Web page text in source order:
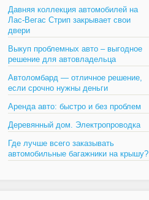
Давняя коллекция автомобилей на
Лас-Вегас Стрип закрывает свои
двери
Выкуп проблемных авто – выгодное
решение для автовладельца
Автоломбард — отличное решение,
если срочно нужны деньги
Аренда авто: быстро и без проблем
Деревянный дом. Электропроводка
Где лучше всего заказывать
автомобильные багажники на крышу?